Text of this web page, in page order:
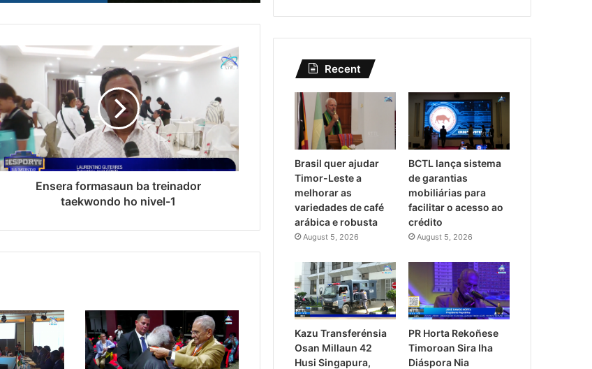
Ensera formasaun ba treinador
taekwondo ho nivel-1
Recent
Brasil quer ajudar
Timor-Leste a
melhorar as
variedades de café
arábica e robusta
August 5, 2026
BCTL lança sistema
de garantias
mobiliárias para
facilitar o acesso ao
crédito
August 5, 2026
Kazu Transferénsia
Osan Millaun 42
Husi Singapura,
PR Horta Rekoñese
Timoroan Sira Iha
Diáspora Nia